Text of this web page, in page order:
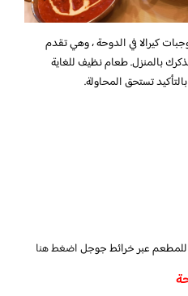
كيرالا في الدوحة ، وهي تقدم
بالمنزل. طعام نظيف للغاية
تستحق المحاولة.
عبر خرائط جوجلاضغط هنا